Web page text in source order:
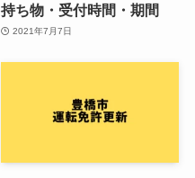
持ち物・受付時間・期間
2021年7月7日